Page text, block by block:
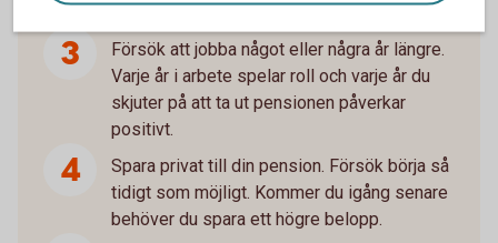
som gäller på din arbetsplats.
Försök att jobba något eller några år längre.
Varje år i arbete spelar roll och varje år du
skjuter på att ta ut pensionen påverkar
positivt.
Spara privat till din pension. Försök börja så
tidigt som möjligt. Kommer du igång senare
behöver du spara ett högre belopp.